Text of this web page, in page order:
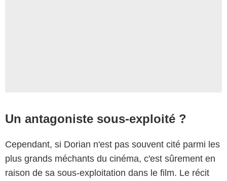
Un antagoniste sous-exploité ?
Cependant, si Dorian n'est pas souvent cité parmi les
plus grands méchants du cinéma, c'est sûrement en
raison de sa sous-exploitation dans le film. Le récit